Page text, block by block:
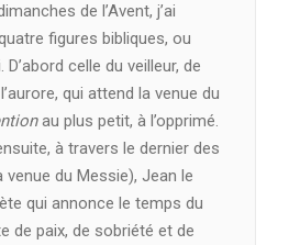
de l’Avent, j’ai
figures bibliques, ou
celle du veilleur, de
qui attend la venue du
au plus petit, à l’opprimé.
à travers le dernier des
du Messie), Jean le
qui annonce le temps du
de paix, de sobriété et de